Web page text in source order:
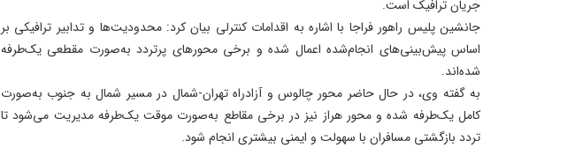
جریان ترافیک است.
جانشین پلیس راهور فراجا با اشاره به اقدامات کنترلی بیان کرد: محدودیت‌ها و تدابیر ترافیکی بر
اساس پیش‌بینی‌های انجام‌شده اعمال شده و برخی محورهای پرتردد به‌صورت مقطعی یک‌طرفه
شده‌اند.
به گفته وی، در حال حاضر محور چالوس و آزادراه تهران-شمال در مسیر شمال به جنوب به‌صورت
کامل یک‌طرفه شده و محور هراز نیز در برخی مقاطع به‌صورت موقت یک‌طرفه مدیریت می‌شود تا
تردد بازگشتی مسافران با سهولت و ایمنی بیشتری انجام شود.